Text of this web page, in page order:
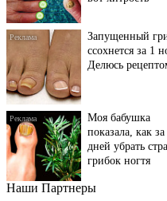
Запущенный
ссохнется за 1
Делюсь
Моя бабушка
показала, как
дней убрать
грибок ногтя
Этот танец
Наши Партнеры